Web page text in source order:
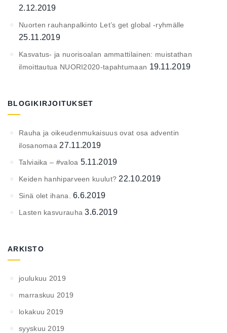
2.12.2019
Nuorten rauhanpalkinto Let’s get global -ryhmälle
25.11.2019
Kasvatus- ja nuorisoalan ammattilainen: muistathan
ilmoittautua NUORI2020-tapahtumaan 19.11.2019
BLOGIKIRJOITUKSET
Rauha ja oikeudenmukaisuus ovat osa adventin
ilosanomaa 27.11.2019
Talviaika – #valoa 5.11.2019
Keiden hanhiparveen kuulut? 22.10.2019
Sinä olet ihana. 6.6.2019
Lasten kasvurauha 3.6.2019
ARKISTO
joulukuu 2019
marraskuu 2019
lokakuu 2019
syyskuu 2019